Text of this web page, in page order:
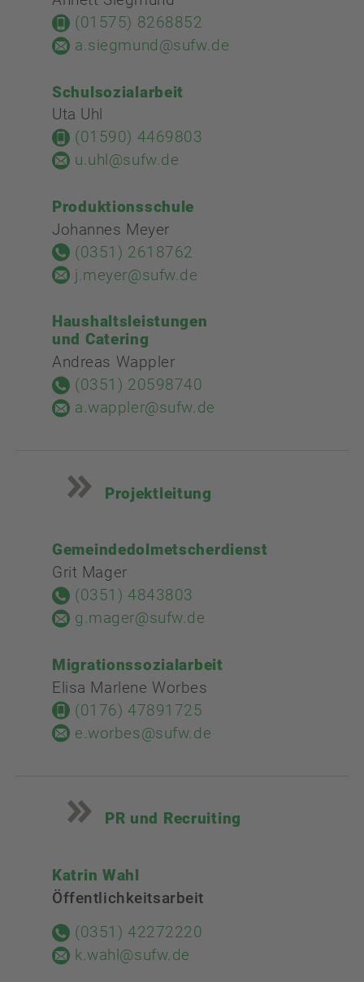
(01575) 8268852
a.siegmund@sufw.de
Schulsozialarbeit
Uta Uhl
(01590) 4469803
u.uhl@sufw.de
Produktionsschule
Johannes Meyer
(0351) 2618762
j.meyer@sufw.de
Haushaltsleistungen
und Catering
Andreas Wappler
(0351) 20598740
a.wappler@sufw.de
Projektleitung
Gemeindedolmetscherdienst
Grit Mager
(0351) 4843803
g.mager@sufw.de
Migrationssozialarbeit
Elisa Marlene Worbes
(0176) 47891725
e.worbes@sufw.de
PR und Recruiting
Katrin Wahl
Öffentlichkeitsarbeit
(0351) 42272220
k.wahl@sufw.de